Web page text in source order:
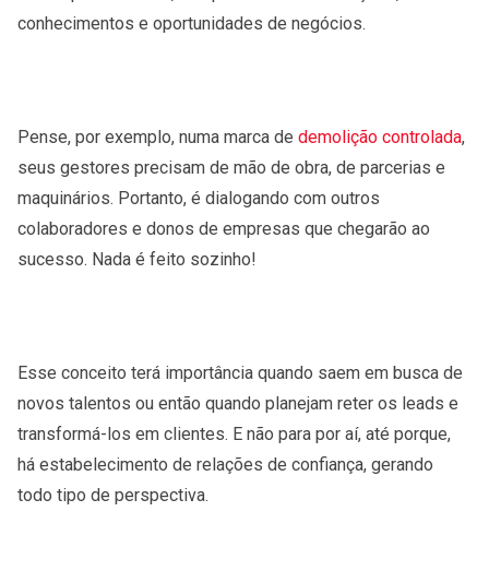
conhecimentos e oportunidades de negócios.
Pense, por exemplo, numa marca de demolição controlada,
seus gestores precisam de mão de obra, de parcerias e
maquinários. Portanto, é dialogando com outros
colaboradores e donos de empresas que chegarão ao
sucesso. Nada é feito sozinho!
Esse conceito terá importância quando saem em busca de
novos talentos ou então quando planejam reter os leads e
transformá-los em clientes. E não para por aí, até porque,
há estabelecimento de relações de confiança, gerando
todo tipo de perspectiva.